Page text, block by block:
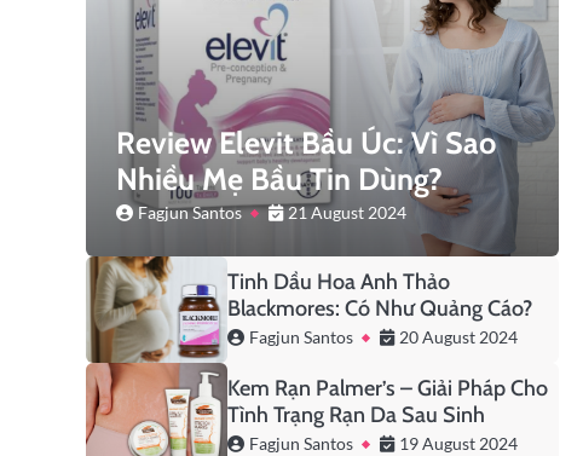
Review Elevit Bầu Úc: Vì Sao
Nhiều Mẹ Bầu Tin Dùng?
Fagjun Santos 21 August 2024
Tinh Dầu Hoa Anh Thảo
Blackmores: Có Như Quảng Cáo?
Fagjun Santos 20 August 2024
Kem Rạn Palmer’s – Giải Pháp Cho
Tình Trạng Rạn Da Sau Sinh
Fagjun Santos 19 August 2024